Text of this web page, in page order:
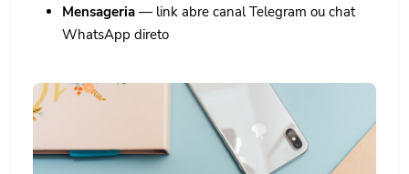
Mensageria — link abre canal Telegram ou chat
WhatsApp direto